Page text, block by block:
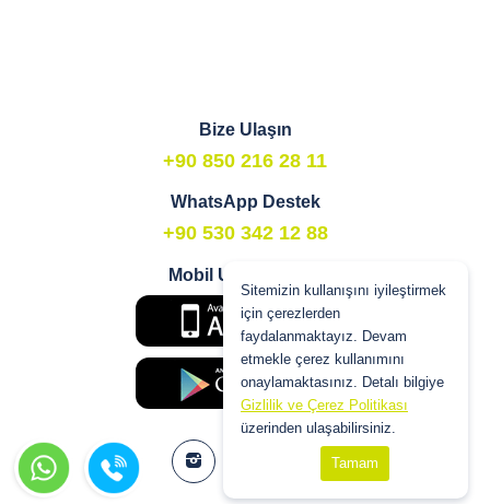
Bize Ulaşın
+90 850 216 28 11
WhatsApp Destek
+90 530 342 12 88
Mobil Uygulamalar
Sitemizin kullanışını iyileştirmek
için çerezlerden
faydalanmaktayız. Devam
etmekle çerez kullanımını
onaylamaktasınız. Detalı bilgiye
Gizlilik ve Çerez Politikası
üzerinden ulaşabilirsiniz.
Tamam